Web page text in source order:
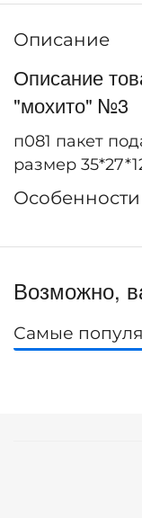
Описание
Описание
"мохито" №3
п081 пакет
размер
Особенности
Возможно,
Самые